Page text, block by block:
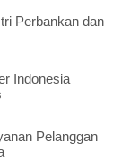
Perbankan dan
Indonesia
Pelanggan